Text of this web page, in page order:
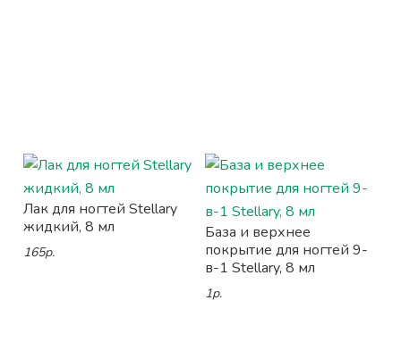
Лак для ногтей Stellary
жидкий, 8 мл
165р.
База и верхнее
покрытие для ногтей 9-
в-1 Stellary, 8 мл
1р.